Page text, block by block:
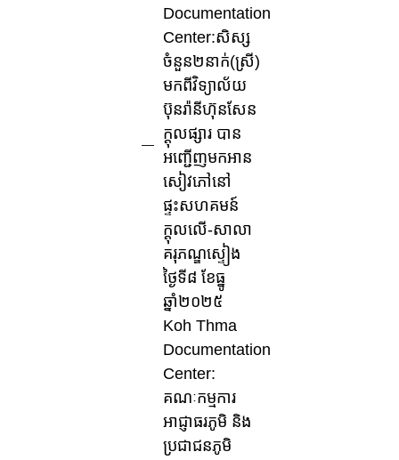
Documentation
Center:សិស្ស
ចំនួន២នាក់(ស្រី)
មកពីវិទ្យាល័យ
ប៊ុនរ៉ានីហ៊ុនសែន
ក្ដុលផ្សារ បាន
អញ្ជើញមកអាន
សៀវភៅនៅ
ផ្ទះសហគមន៍
ក្ដុលលើ-សាលា
គរុភណ្ឌស្ទៀង
ថ្ងៃទី៨ ខែធ្នូ
ឆ្នាំ២០២៥
Koh Thma
Documentation
Center:
គណៈកម្មការ
អាជ្ញាធរភូមិ និង
ប្រជាជនភូមិ